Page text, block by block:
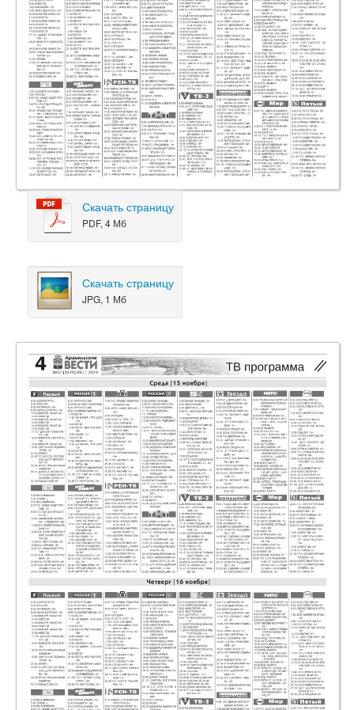
Скачать страницу
PDF, 4 Мб
Скачать страницу
JPG, 1 Мб